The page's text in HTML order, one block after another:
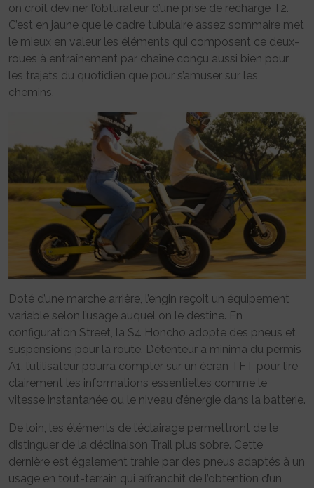
on croit deviner l’obturateur d’une prise de recharge T2.
C’est en jaune que le cadre tubulaire assez sommaire met
le mieux en valeur les éléments qui composent ce deux-
roues à entraînement par chaîne conçu aussi bien pour
les trajets du quotidien que pour s’amuser sur les
chemins.
Doté d’une marche arrière, l’engin reçoit un équipement
variable selon l’usage auquel on le destine. En
configuration Street, la S4 Honcho adopte des pneus et
suspensions pour la route. Détenteur a minima du permis
A1, l’utilisateur pourra compter sur un écran TFT pour lire
clairement les informations essentielles comme le
vitesse instantanée ou le niveau d’énergie dans la batterie.
De loin, les éléments de l’éclairage permettront de le
distinguer de la déclinaison Trail plus sobre. Cette
dernière est également trahie par des pneus adaptés à un
usage en tout-terrain qui affranchit de l’obtention d’un